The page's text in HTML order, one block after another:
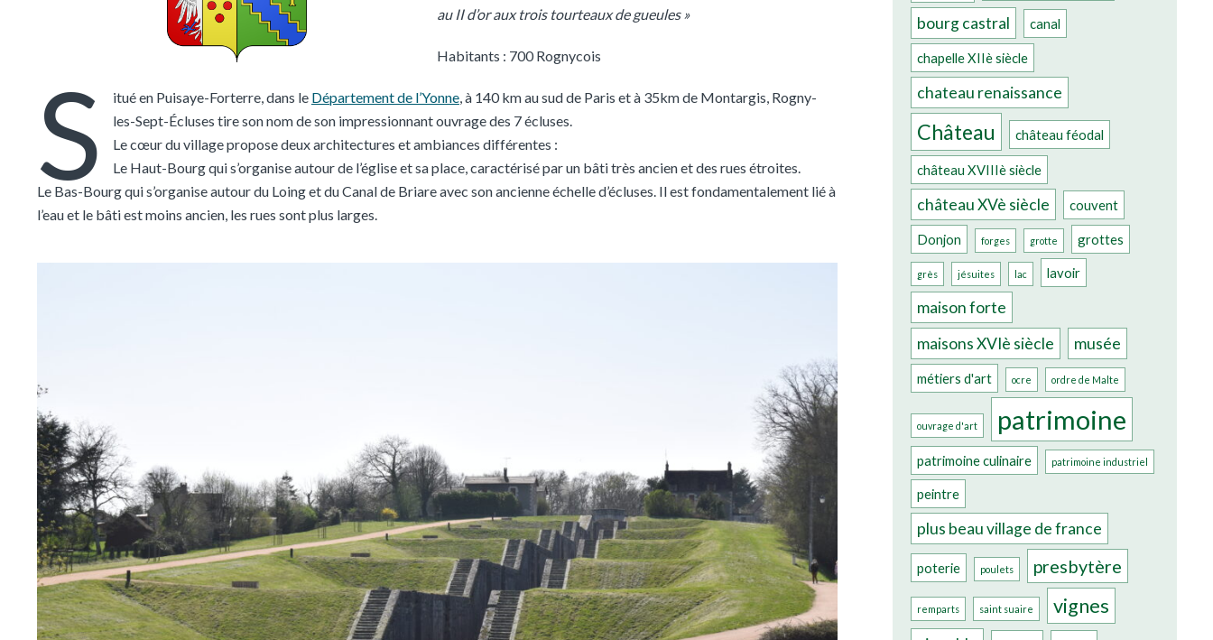
au II d’or aux trois tourteaux de gueules »
Habitants : 700 Rognycois
S itué en Puisaye-Forterre, dans le Département de l’Yonne, à 140 km au sud de Paris et à 35km de Montargis, Rogny-
les-Sept-Écluses tire son nom de son impressionnant ouvrage des 7 écluses.
Le cœur du village propose deux architectures et ambiances différentes :
Le Haut-Bourg qui s’organise autour de l’église et sa place, caractérisé par un bâti très ancien et des rues étroites.
Le Bas-Bourg qui s’organise autour du Loing et du Canal de Briare avec son ancienne échelle d’écluses. Il est fondamentalement lié à
l’eau et le bâti est moins ancien, les rues sont plus larges.
bourg castral canal
chapelle XIIè siècle
chateau renaissance
Château château féodal
château XVIIIè siècle
château XVè siècle couvent
Donjon forges grotte grottes
grès jésuites lac lavoir
maison forte
maisons XVIè siècle
musée
métiers d'art ocre ordre de Malte
ouvrage d'art patrimoine
patrimoine culinaire patrimoine industriel
peintre
plus beau village de france
poterie poulets presbytère
remparts saint suaire vignes